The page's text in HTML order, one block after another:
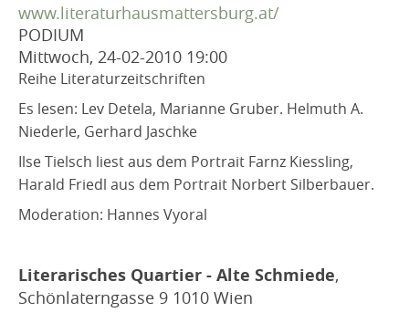
www.literaturhausmattersburg.at/
PODIUM
Mittwoch, 24-02-2010 19:00
Reihe Literaturzeitschriften
Es lesen: Lev Detela, Marianne Gruber. Helmuth A.
Niederle, Gerhard Jaschke
Ilse Tielsch liest aus dem Portrait Farnz Kiessling,
Harald Friedl aus dem Portrait Norbert Silberbauer.
Moderation: Hannes Vyoral
Literarisches Quartier - Alte Schmiede,
Schönlaterngasse 9 1010 Wien